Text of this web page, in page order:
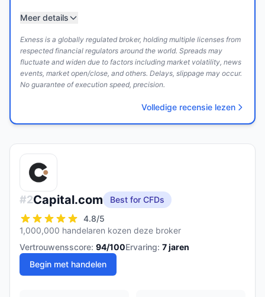
Meer details
Exness is a globally regulated broker, holding multiple licenses from
respected financial regulators around the world. Spreads may
fluctuate and widen due to factors including market volatility, news
events, market open/close, and others. Delays, slippage may occur.
No guarantee of execution speed, precision.
Volledige recensie lezen
#2Capital.com
Best for CFDs
4.8/5
1,000,000 handelaren kozen deze broker
Vertrouwensscore: 94/100Ervaring: 7jaren
Begin met handelen